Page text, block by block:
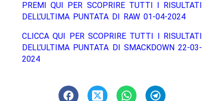
PREMI QUI PER SCOPRIRE TUTTI I RISULTATI
DELL’ULTIMA PUNTATA DI RAW 01-04-2024
CLICCA QUI PER SCOPRIRE TUTTI I RISULTATI
DELL’ULTIMA PUNTATA DI SMACKDOWN 22-03-
2024